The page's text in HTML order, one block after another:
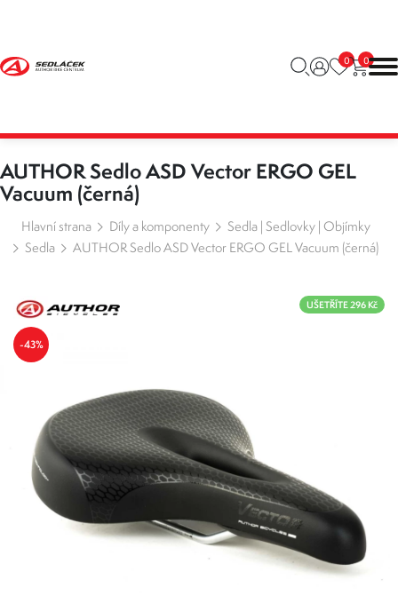
0 0
AUTHOR Sedlo ASD Vector ERGO GEL
Vacuum (černá)
Hlavní strana Díly a komponenty
Sedla | Sedlovky | Objímky
Sedla
AUTHOR Sedlo ASD Vector ERGO GEL Vacuum (černá)
-43%
UŠETŘÍTE 296 Kč